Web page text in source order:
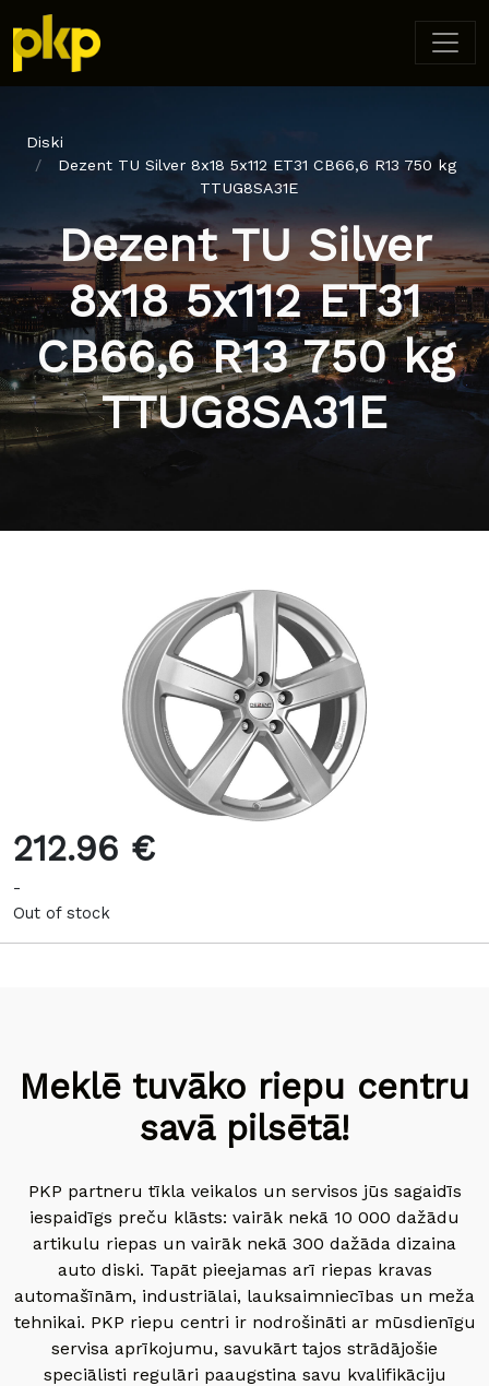
Diski
Dezent TU Silver 8x18 5x112 ET31 CB66,6 R13 750 kg
TTUG8SA31E
Dezent TU Silver
8x18 5x112 ET31
CB66,6 R13 750 kg
TTUG8SA31E
212.96 €
-
Out of stock
Meklē tuvāko riepu centru
savā pilsētā!
PKP partneru tīkla veikalos un servisos jūs sagaidīs
iespaidīgs preču klāsts: vairāk nekā 10 000 dažādu
artikulu riepas un vairāk nekā 300 dažāda dizaina
auto diski. Tapāt pieejamas arī riepas kravas
automašīnām, industriālai, lauksaimniecības un meža
tehnikai. PKP riepu centri ir nodrošināti ar mūsdienīgu
servisa aprīkojumu, savukārt tajos strādājošie
speciālisti regulāri paaugstina savu kvalifikāciju